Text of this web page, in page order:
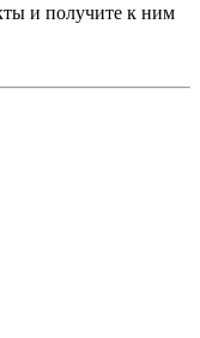
и получите к ним